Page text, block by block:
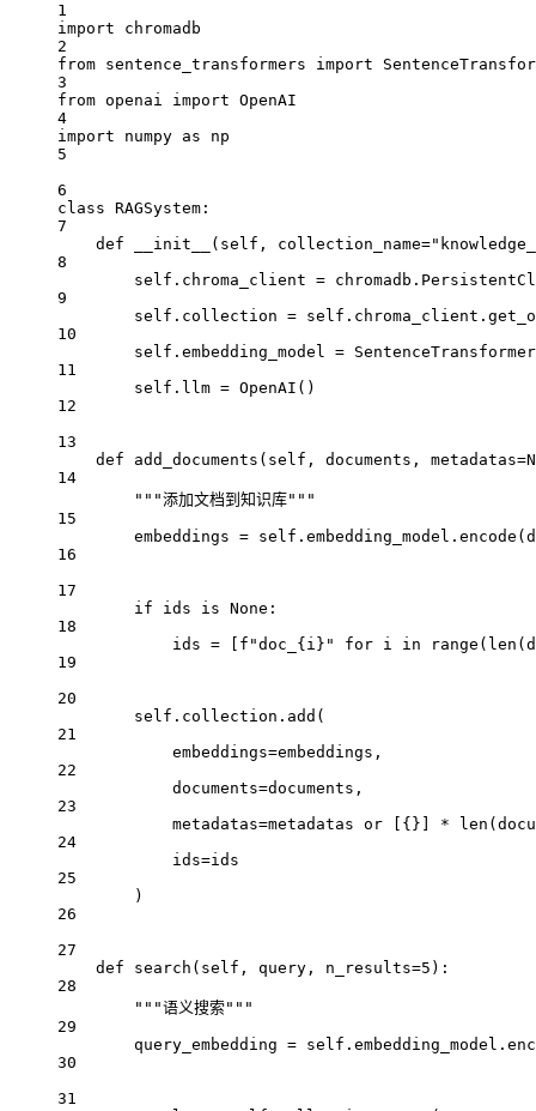
1
import chromadb
2
from sentence_transformers import
3
from openai import OpenAI
4
import numpy as np
5
6
class RAGSystem :
7
def
__init__ (self, collection_name=
8
self .chroma_client =
9
self .collection = self
10
self .embedding_model =
11
self .llm = OpenAI()
12
13
def
add_documents (self, documents, metadatas=
14
"""添加文档到知识库"""
15
embeddings = self
16
17
if ids is None :
18
ids = f "doc_ { i } " for i in range ( len
19
20
self .collection.add(
21
embeddings=embeddings,
22
documents=documents,
23
metadatas=metadatas or [{}] * len
24
ids=ids
25
)
26
27
def
search (self, query, n_results=5 ):
28
"""语义搜索"""
29
query_embedding = self
30
31